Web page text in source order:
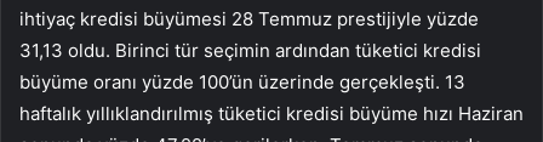
ihtiyaç kredisi büyümesi 28 Temmuz prestijiyle yüzde
31,13 oldu. Birinci tür seçimin ardından tüketici kredisi
büyüme oranı yüzde 100’ün üzerinde gerçekleşti. 13
haftalık yıllıklandırılmış tüketici kredisi büyüme hızı Haziran